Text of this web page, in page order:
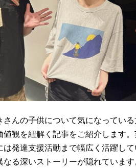
さんの子供について気になってい
値観を紐解く記事をご紹介します
は発達支援活動まで幅広く活躍し
なる深いストーリーが隠れています